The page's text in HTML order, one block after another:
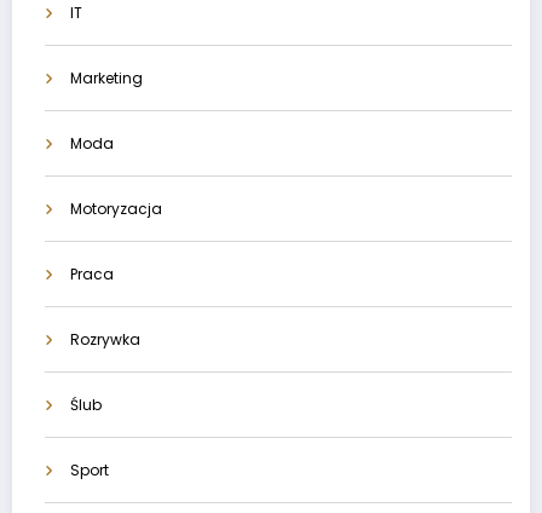
IT
Marketing
Moda
Motoryzacja
Praca
Rozrywka
Ślub
Sport